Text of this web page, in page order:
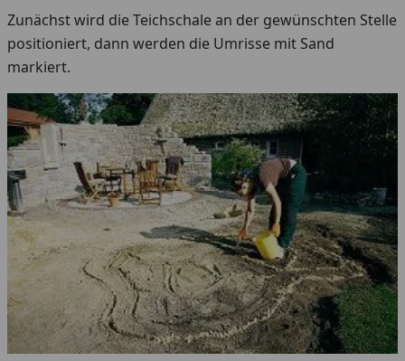
Zunächst wird die Teichschale an der gewünschten Stelle
positioniert, dann werden die Umrisse mit Sand
markiert.